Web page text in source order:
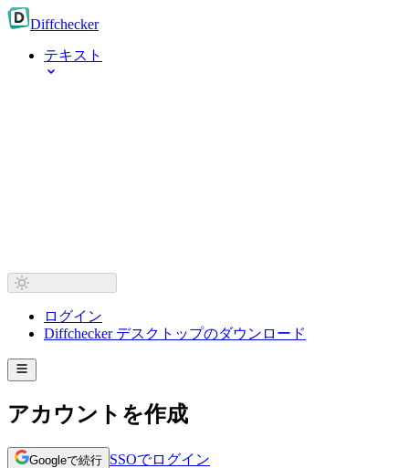
Diffchecker
テキスト
ログイン
Diffchecker デスクトップのダウンロード
アカウントを作成
Googleで続行 SSOでログイン